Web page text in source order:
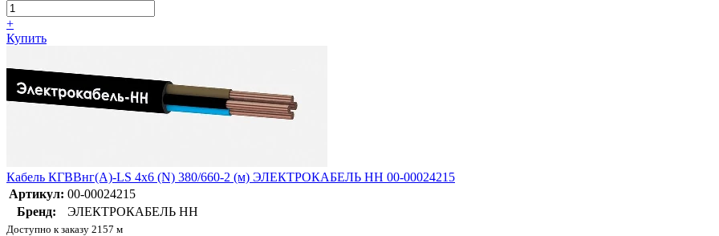
+
Купить
Кабель КГВВнг(А)-LS 4х6 (N) 380/660-2 (м) ЭЛЕКТРОКАБЕЛЬ НН 00-00024215
Артикул: 00-00024215
Бренд:
ЭЛЕКТРОКАБЕЛЬ НН
Доступно к заказу 2157 м